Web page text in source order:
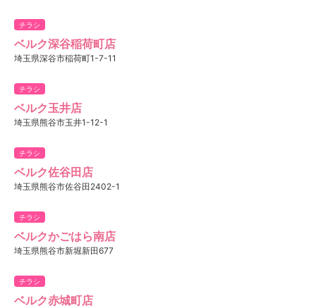
チラシ
ベルク深谷稲荷町店
埼玉県深谷市稲荷町1-7-11
チラシ
ベルク玉井店
埼玉県熊谷市玉井1-12-1
チラシ
ベルク佐谷田店
埼玉県熊谷市佐谷田2402-1
チラシ
ベルクかごはら南店
埼玉県熊谷市新堀新田677
チラシ
ベルク赤城町店